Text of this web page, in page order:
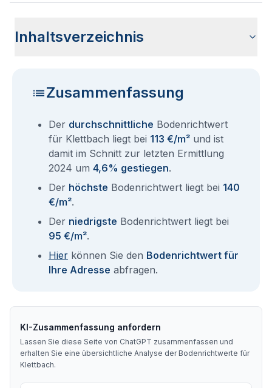
Inhaltsverzeichnis
Zusammenfassung
Der durchschnittliche Bodenrichtwert
für Klettbach liegt bei 113 €/m² und ist
damit im Schnitt zur letzten Ermittlung
2024 um 4,6% gestiegen.
Der höchste Bodenrichtwert liegt bei 140
€/m².
Der niedrigste Bodenrichtwert liegt bei
95 €/m².
Hier können Sie den Bodenrichtwert für
Ihre Adresse abfragen.
KI-Zusammenfassung anfordern
Lassen Sie diese Seite von ChatGPT zusammenfassen und
erhalten Sie eine übersichtliche Analyse der Bodenrichtwerte für
Klettbach.